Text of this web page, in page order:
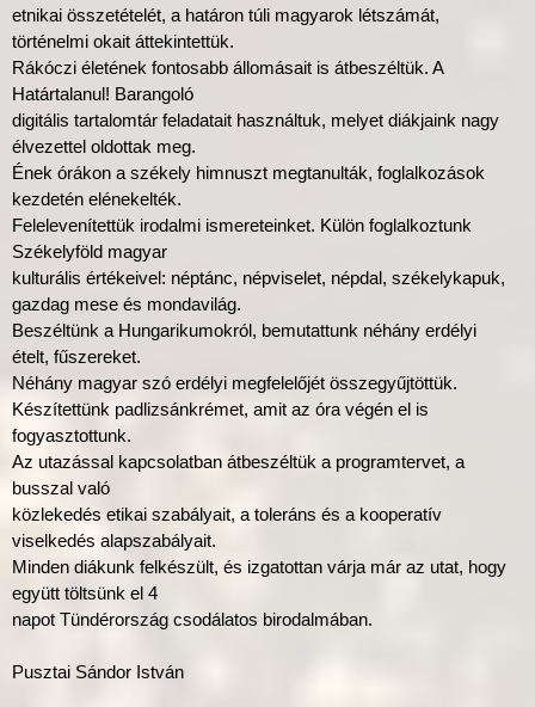
etnikai összetételét, a határon túli magyarok létszámát,
történelmi okait áttekintettük.
Rákóczi életének fontosabb állomásait is átbeszéltük. A
Határtalanul! Barangoló
digitális tartalomtár feladatait használtuk, melyet diákjaink nagy
élvezettel oldottak meg.
Ének órákon a székely himnuszt megtanulták, foglalkozások
kezdetén elénekelték.
Felelevenítettük irodalmi ismereteinket. Külön foglalkoztunk
Székelyföld magyar
kulturális értékeivel: néptánc, népviselet, népdal, székelykapuk,
gazdag mese és mondavilág.
Beszéltünk a Hungarikumokról, bemutattunk néhány erdélyi
ételt, fűszereket.
Néhány magyar szó erdélyi megfelelőjét összegyűjtöttük.
Készítettünk padlizsánkrémet, amit az óra végén el is
fogyasztottunk.
Az utazással kapcsolatban átbeszéltük a programtervet, a
busszal való
közlekedés etikai szabályait, a toleráns és a kooperatív
viselkedés alapszabályait.
Minden diákunk felkészült, és izgatottan várja már az utat, hogy
együtt töltsünk el 4
napot Tündérország csodálatos birodalmában.
Pusztai Sándor István